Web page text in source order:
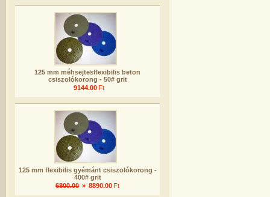
125 mm méhsejtesflexibilis beton
csiszolókorong - 50# grit
9144.00 Ft
125 mm flexibilis gyémánt csiszolókorong -
400# grit
6800.00 » 8890.00 Ft